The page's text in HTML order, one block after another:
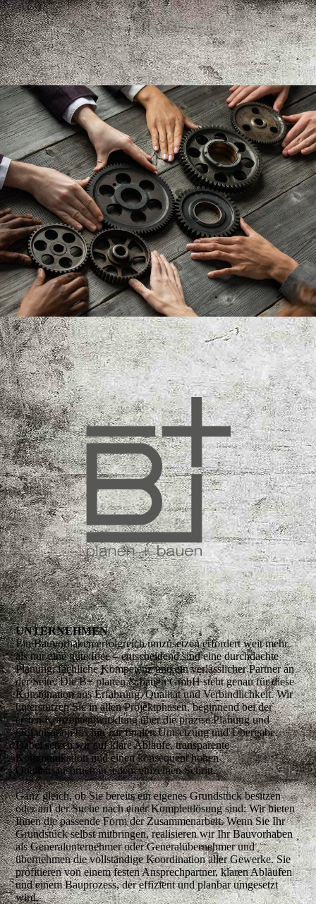
UNTERNEHMEN
Ein Bauvorhaben erfolgreich umzusetzen erfordert weit mehr
als nur eine gute Idee – entscheidend sind eine durchdachte
Planung, fachliche Kompetenz und ein verlässlicher Partner an
der Seite. Die B+ planen & bauen GmbH steht genau für diese
Kombination aus Erfahrung, Qualität und Verbindlichkeit. Wir
unterstützen Sie in allen Projektphasen, beginnend bei der
ersten Konzeptentwicklung über die präzise Planung und
Organisation bis hin zur finalen Umsetzung und Übergabe.
Dabei setzen wir auf klare Abläufe, transparente
Kommunikation und einen konsequent hohen
Qualitätsanspruch in jedem einzelnen Schritt.
Ganz gleich, ob Sie bereits ein eigenes Grundstück besitzen
oder auf der Suche nach einer Komplettlösung sind: Wir bieten
Ihnen die passende Form der Zusammenarbeit. Wenn Sie Ihr
Grundstück selbst mitbringen, realisieren wir Ihr Bauvorhaben
als Generalunternehmer oder Generalübernehmer und
übernehmen die vollständige Koordination aller Gewerke. Sie
profitieren von einem festen Ansprechpartner, klaren Abläufen
und einem Bauprozess, der effizient und planbar umgesetzt
wird.